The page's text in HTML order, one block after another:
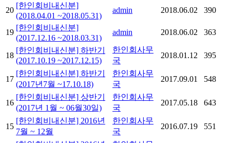
20
[한인회비내신분]
(2018.04.01 ~2018.05.31)
admin 2018.06.02 390
19
[한인회비내신분]
(2017.12.16 ~2018.03.31)
admin 2018.06.02 363
18
[한인회비내신분] 하반기
(2017.10.19 ~2017.12.15)
한인회사무
국
2018.01.12 395
17
[한인회비내신분] 하반기
(2017년7월 ~17.10.18)
한인회사무
국
2017.09.01 548
16
[한인회비내신분] 상반기
(2017년 1월 ~ 06월30일)
한인회사무
국
2017.05.18 643
15
[한인회비내신분] 2016년
7월 ~ 12월
한인회사무
국
2016.07.19 551